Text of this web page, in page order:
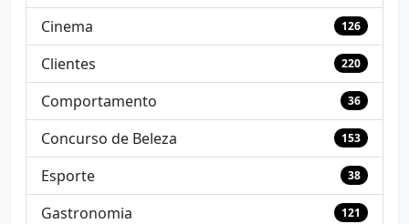
Cinema 126
Clientes 220
Comportamento 36
Concurso de Beleza 153
Esporte 38
Gastronomia 121